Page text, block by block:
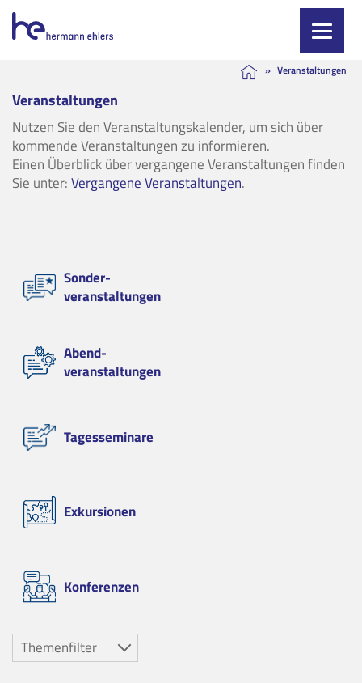
content
» Veranstaltungen
Veranstaltungen
Nutzen Sie den Veranstaltungskalender, um sich über
kommende Veranstaltungen zu informieren.
Einen Überblick über vergangene Veranstaltungen finden
Sie unter:Vergangene Veranstaltungen.
Sonder-
veranstaltungen
Abend-
veranstaltungen
Tagesseminare
Exkursionen
Konferenzen
Themenfilter